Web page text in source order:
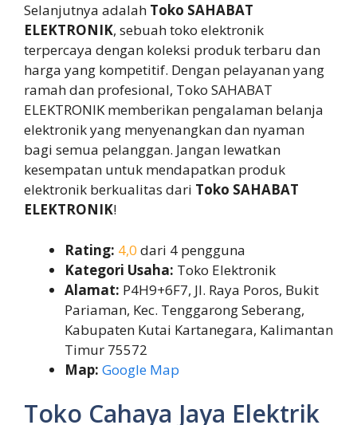
Selanjutnya adalah Toko SAHABAT
ELEKTRONIK, sebuah toko elektronik
terpercaya dengan koleksi produk terbaru dan
harga yang kompetitif. Dengan pelayanan yang
ramah dan profesional, Toko SAHABAT
ELEKTRONIK memberikan pengalaman belanja
elektronik yang menyenangkan dan nyaman
bagi semua pelanggan. Jangan lewatkan
kesempatan untuk mendapatkan produk
elektronik berkualitas dari Toko SAHABAT
ELEKTRONIK!
Rating: 4,0 dari 4 pengguna
Kategori Usaha: Toko Elektronik
Alamat: P4H9+6F7, Jl. Raya Poros, Bukit
Pariaman, Kec. Tenggarong Seberang,
Kabupaten Kutai Kartanegara, Kalimantan
Timur 75572
Map: Google Map
Toko Cahaya Jaya Elektrik